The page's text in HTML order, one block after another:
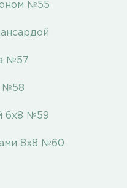
№55
№57
№58
6х8 №59
8х8 №60